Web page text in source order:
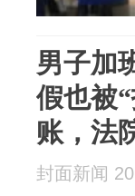
男子加
假也被
账，法
封面新闻